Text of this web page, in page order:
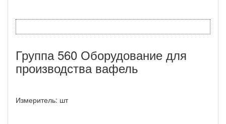
Группа 560 Оборудование для
производства вафель
Измеритель: шт